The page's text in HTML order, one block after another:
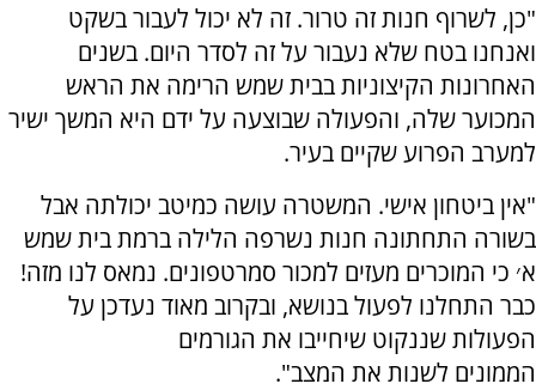
"כן, לשרוף חנות זה טרור. זה לא יכול לעבור בשקט
ואנחנו בטח שלא נעבור על זה לסדר היום. בשנים
האחרונות הקיצוניות בבית שמש הרימה את הראש
המכוער שלה, והפעולה שבוצעה על ידם היא המשך ישיר
למערב הפרוע שקיים בעיר.
"אין ביטחון אישי. המשטרה עושה כמיטב יכולתה אבל
בשורה התחתונה חנות נשרפה הלילה ברמת בית שמש
א׳ כי המוכרים מעזים למכור סמרטפונים. נמאס לנו מזה!
כבר התחלנו לפעול בנושא, ובקרוב מאוד נעדכן על
הפעולות שננקוט שיחייבו את הגורמים
הממונים לשנות את המצב".